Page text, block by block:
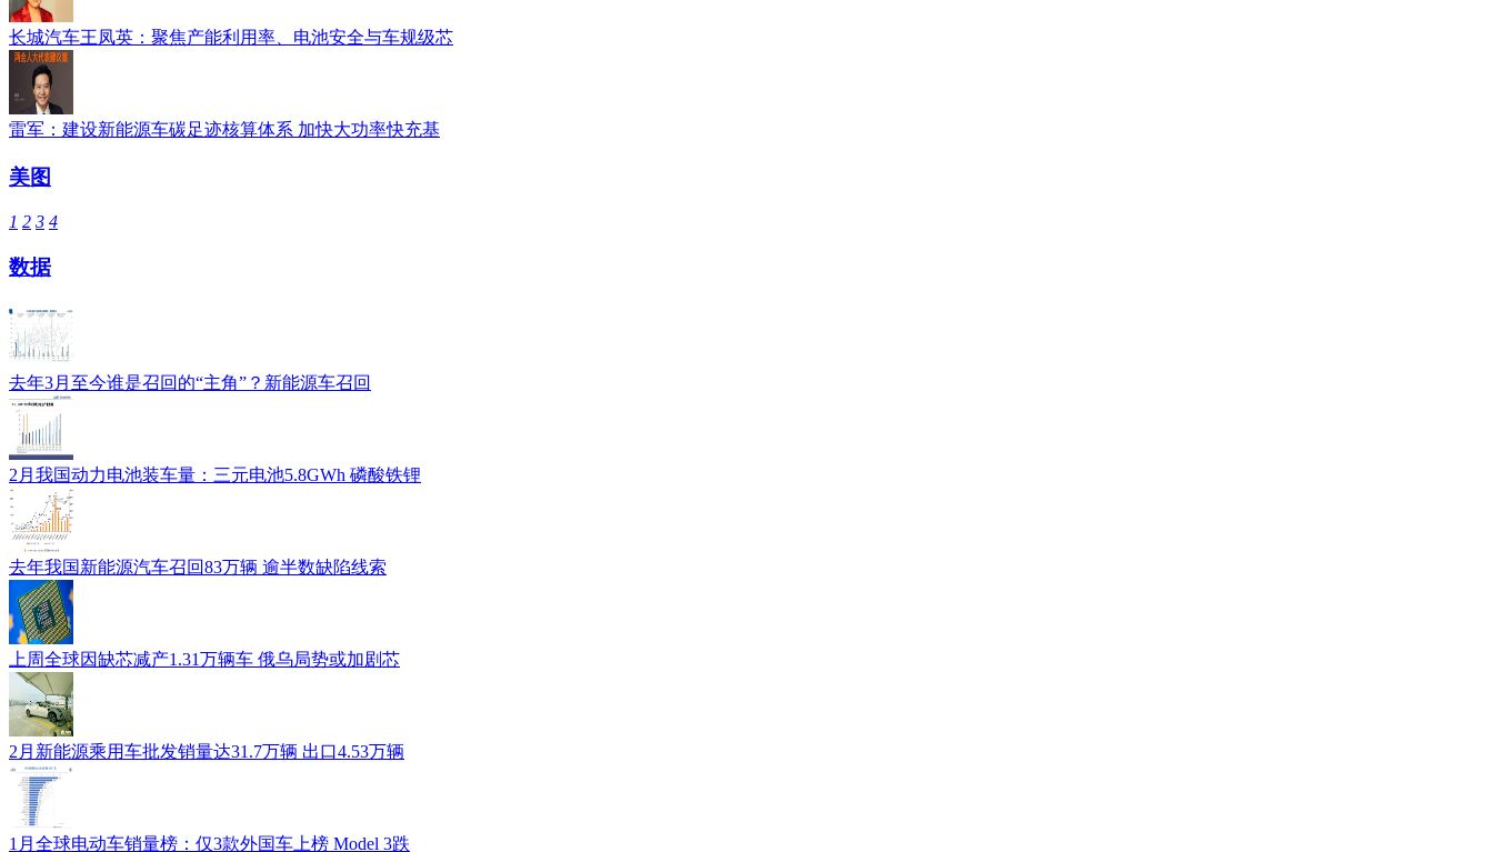
长城汽车王凤英：聚焦产能利用率、电池安全与车规级芯
雷军：建设新能源车碳足迹核算体系 加快大功率快充基
美图
1 2 3 4
数据
去年3月至今谁是召回的“主角”？新能源车召回
2月我国动力电池装车量：三元电池5.8GWh 磷酸铁锂
去年我国新能源汽车召回83万辆 逾半数缺陷线索
上周全球因缺芯减产1.31万辆车 俄乌局势或加剧芯
2月新能源乘用车批发销量达31.7万辆 出口4.53万辆
1月全球电动车销量榜：仅3款外国车上榜 Model 3跌